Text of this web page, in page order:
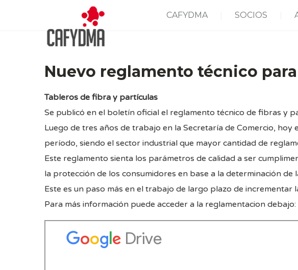
CAFYDMA SOCIOS
Nuevo reglamento técnico
Tableros de fibra y partículas
Se publicó en el boletín oficial el reglamento técnico de fibras y
Luego de tres años de trabajo en la Secretaría de Comercio,
período, siendo el sector industrial que mayor cantidad de
Este reglamento sienta los parámetros de calidad a ser
la protección de los consumidores en base a la determinación
Este es un paso más en el trabajo de largo plazo de
Para más información puede acceder a la reglamentacion debajo: